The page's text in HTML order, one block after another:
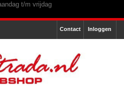
Inloggen
Contact